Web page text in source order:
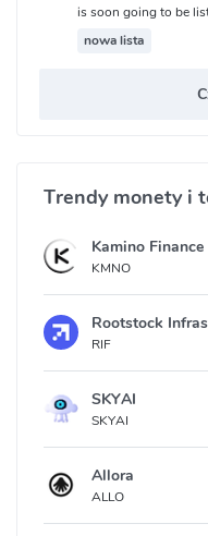
is soon going to be
nowa lista
Trendy monety i
Kamino Finance
KMNO
Rootstock
RIF
SKYAI
SKYAI
Allora
ALLO